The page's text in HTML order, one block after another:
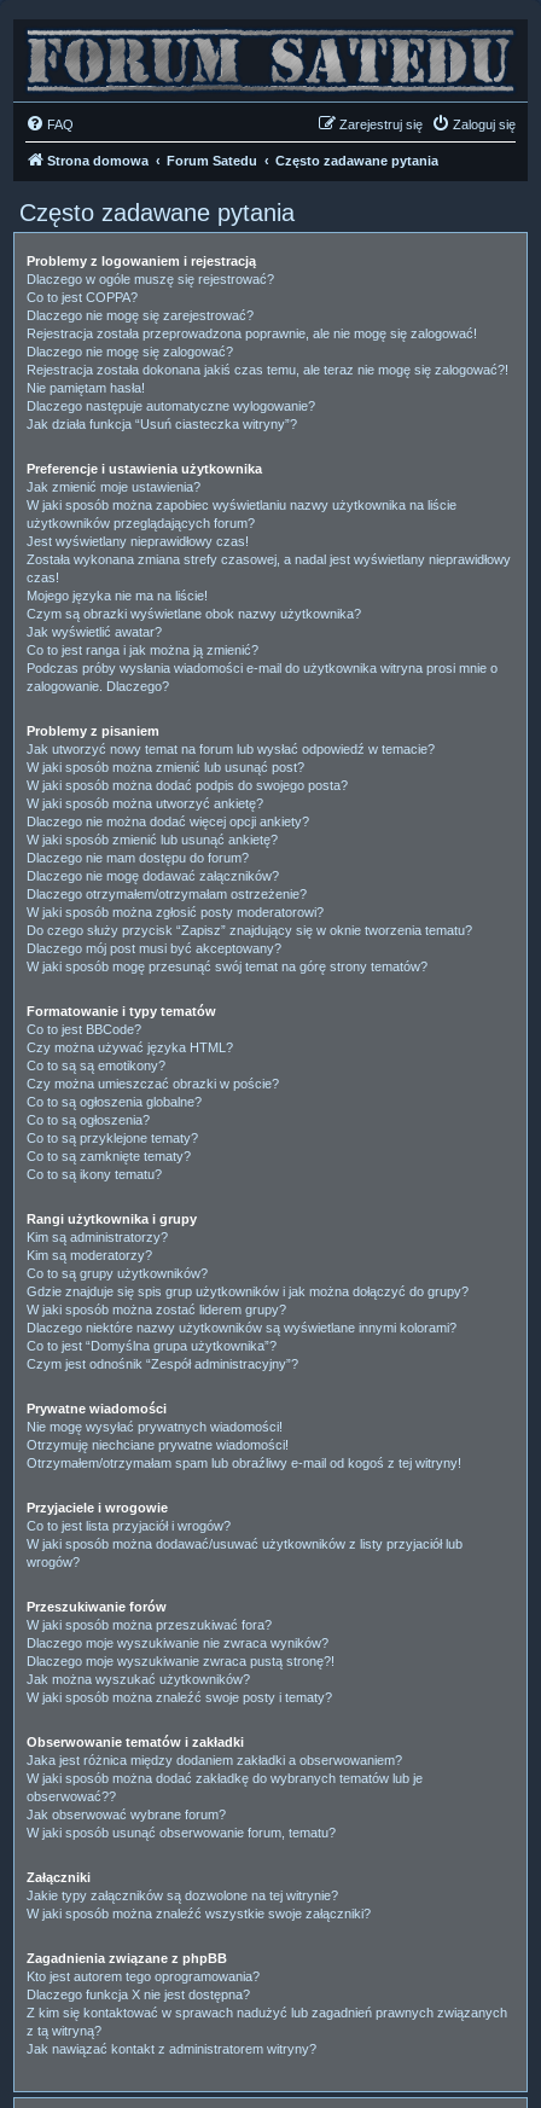
FAQ Zaloguj się
Zarejestruj się
Strona domowa Forum Satedu Często zadawane pytania
Często zadawane pytania
Problemy z logowaniem i rejestracją
Dlaczego w ogóle muszę się rejestrować?
Co to jest COPPA?
Dlaczego nie mogę się zarejestrować?
Rejestracja została przeprowadzona poprawnie, ale nie mogę się zalogować!
Dlaczego nie mogę się zalogować?
Rejestracja została dokonana jakiś czas temu, ale teraz nie mogę się zalogować?!
Nie pamiętam hasła!
Dlaczego następuje automatyczne wylogowanie?
Jak działa funkcja “Usuń ciasteczka witryny”?
Preferencje i ustawienia użytkownika
Jak zmienić moje ustawienia?
W jaki sposób można zapobiec wyświetlaniu nazwy użytkownika na liście
użytkowników przeglądających forum?
Jest wyświetlany nieprawidłowy czas!
Została wykonana zmiana strefy czasowej, a nadal jest wyświetlany nieprawidłowy
czas!
Mojego języka nie ma na liście!
Czym są obrazki wyświetlane obok nazwy użytkownika?
Jak wyświetlić awatar?
Co to jest ranga i jak można ją zmienić?
Podczas próby wysłania wiadomości e-mail do użytkownika witryna prosi mnie o
zalogowanie. Dlaczego?
Problemy z pisaniem
Jak utworzyć nowy temat na forum lub wysłać odpowiedź w temacie?
W jaki sposób można zmienić lub usunąć post?
W jaki sposób można dodać podpis do swojego posta?
W jaki sposób można utworzyć ankietę?
Dlaczego nie można dodać więcej opcji ankiety?
W jaki sposób zmienić lub usunąć ankietę?
Dlaczego nie mam dostępu do forum?
Dlaczego nie mogę dodawać załączników?
Dlaczego otrzymałem/otrzymałam ostrzeżenie?
W jaki sposób można zgłosić posty moderatorowi?
Do czego służy przycisk “Zapisz” znajdujący się w oknie tworzenia tematu?
Dlaczego mój post musi być akceptowany?
W jaki sposób mogę przesunąć swój temat na górę strony tematów?
Formatowanie i typy tematów
Co to jest BBCode?
Czy można używać języka HTML?
Co to są są emotikony?
Czy można umieszczać obrazki w poście?
Co to są ogłoszenia globalne?
Co to są ogłoszenia?
Co to są przyklejone tematy?
Co to są zamknięte tematy?
Co to są ikony tematu?
Rangi użytkownika i grupy
Kim są administratorzy?
Kim są moderatorzy?
Co to są grupy użytkowników?
Gdzie znajduje się spis grup użytkowników i jak można dołączyć do grupy?
W jaki sposób można zostać liderem grupy?
Dlaczego niektóre nazwy użytkowników są wyświetlane innymi kolorami?
Co to jest “Domyślna grupa użytkownika”?
Czym jest odnośnik “Zespół administracyjny”?
Prywatne wiadomości
Nie mogę wysyłać prywatnych wiadomości!
Otrzymuję niechciane prywatne wiadomości!
Otrzymałem/otrzymałam spam lub obraźliwy e-mail od kogoś z tej witryny!
Przyjaciele i wrogowie
Co to jest lista przyjaciół i wrogów?
W jaki sposób można dodawać/usuwać użytkowników z listy przyjaciół lub
wrogów?
Przeszukiwanie forów
W jaki sposób można przeszukiwać fora?
Dlaczego moje wyszukiwanie nie zwraca wyników?
Dlaczego moje wyszukiwanie zwraca pustą stronę?!
Jak można wyszukać użytkowników?
W jaki sposób można znaleźć swoje posty i tematy?
Obserwowanie tematów i zakładki
Jaka jest różnica między dodaniem zakładki a obserwowaniem?
W jaki sposób można dodać zakładkę do wybranych tematów lub je
obserwować??
Jak obserwować wybrane forum?
W jaki sposób usunąć obserwowanie forum, tematu?
Załączniki
Jakie typy załączników są dozwolone na tej witrynie?
W jaki sposób można znaleźć wszystkie swoje załączniki?
Zagadnienia związane z phpBB
Kto jest autorem tego oprogramowania?
Dlaczego funkcja X nie jest dostępna?
Z kim się kontaktować w sprawach nadużyć lub zagadnień prawnych związanych
z tą witryną?
Jak nawiązać kontakt z administratorem witryny?